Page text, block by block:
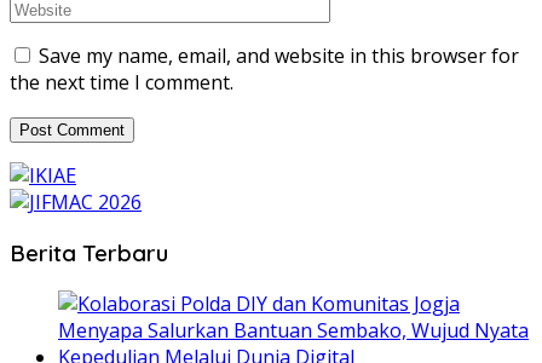
Save my name, email, and website in this browser for
the next time I comment.
Berita Terbaru